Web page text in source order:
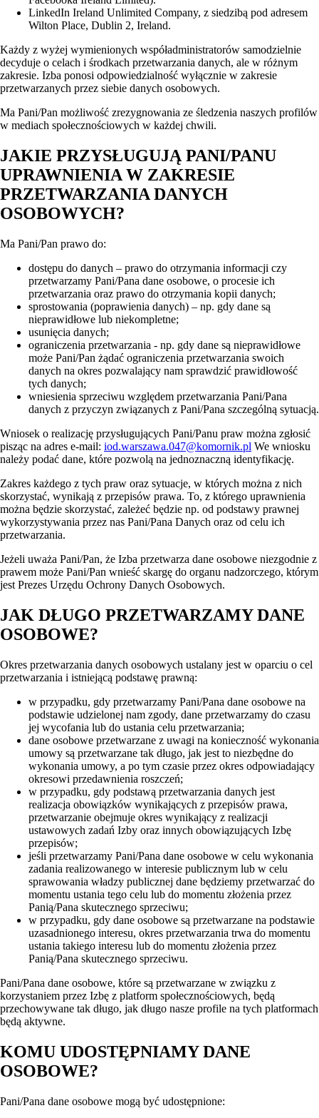
LinkedIn Ireland Unlimited Company, z siedzibą pod adresem
Wilton Place, Dublin 2, Ireland.
Każdy z wyżej wymienionych współadministratorów samodzielnie
decyduje o celach i środkach przetwarzania danych, ale w różnym
zakresie. Izba ponosi odpowiedzialność wyłącznie w zakresie
przetwarzanych przez siebie danych osobowych.
Ma Pani/Pan możliwość zrezygnowania ze śledzenia naszych profilów
w mediach społecznościowych w każdej chwili.
JAKIE PRZYSŁUGUJĄ PANI/PANU
UPRAWNIENIA W ZAKRESIE
PRZETWARZANIA DANYCH
OSOBOWYCH?
Ma Pani/Pan prawo do:
dostępu do danych – prawo do otrzymania informacji czy
przetwarzamy Pani/Pana dane osobowe, o procesie ich
przetwarzania oraz prawo do otrzymania kopii danych;
sprostowania (poprawienia danych) – np. gdy dane są
nieprawidłowe lub niekompletne;
usunięcia danych;
ograniczenia przetwarzania - np. gdy dane są nieprawidłowe
może Pani/Pan żądać ograniczenia przetwarzania swoich
danych na okres pozwalający nam sprawdzić prawidłowość
tych danych;
wniesienia sprzeciwu względem przetwarzania Pani/Pana
danych z przyczyn związanych z Pani/Pana szczególną sytuacją.
Wniosek o realizację przysługujących Pani/Panu praw można zgłosić
pisząc na adres e-mail: iod.warszawa.047@komornik.pl We wniosku
należy podać dane, które pozwolą na jednoznaczną identyfikację.
Zakres każdego z tych praw oraz sytuacje, w których można z nich
skorzystać, wynikają z przepisów prawa. To, z którego uprawnienia
można będzie skorzystać, zależeć będzie np. od podstawy prawnej
wykorzystywania przez nas Pani/Pana Danych oraz od celu ich
przetwarzania.
Jeżeli uważa Pani/Pan, że Izba przetwarza dane osobowe niezgodnie z
prawem może Pani/Pan wnieść skargę do organu nadzorczego, którym
jest Prezes Urzędu Ochrony Danych Osobowych.
JAK DŁUGO PRZETWARZAMY DANE
OSOBOWE?
Okres przetwarzania danych osobowych ustalany jest w oparciu o cel
przetwarzania i istniejącą podstawę prawną:
w przypadku, gdy przetwarzamy Pani/Pana dane osobowe na
podstawie udzielonej nam zgody, dane przetwarzamy do czasu
jej wycofania lub do ustania celu przetwarzania;
dane osobowe przetwarzane z uwagi na konieczność wykonania
umowy są przetwarzane tak długo, jak jest to niezbędne do
wykonania umowy, a po tym czasie przez okres odpowiadający
okresowi przedawnienia roszczeń;
w przypadku, gdy podstawą przetwarzania danych jest
realizacja obowiązków wynikających z przepisów prawa,
przetwarzanie obejmuje okres wynikający z realizacji
ustawowych zadań Izby oraz innych obowiązujących Izbę
przepisów;
jeśli przetwarzamy Pani/Pana dane osobowe w celu wykonania
zadania realizowanego w interesie publicznym lub w celu
sprawowania władzy publicznej dane będziemy przetwarzać do
momentu ustania tego celu lub do momentu złożenia przez
Panią/Pana skutecznego sprzeciwu;
w przypadku, gdy dane osobowe są przetwarzane na podstawie
uzasadnionego interesu, okres przetwarzania trwa do momentu
ustania takiego interesu lub do momentu złożenia przez
Panią/Pana skutecznego sprzeciwu.
Pani/Pana dane osobowe, które są przetwarzane w związku z
korzystaniem przez Izbę z platform społecznościowych, będą
przechowywane tak długo, jak długo nasze profile na tych platformach
będą aktywne.
KOMU UDOSTĘPNIAMY DANE
OSOBOWE?
Pani/Pana dane osobowe mogą być udostępnione: